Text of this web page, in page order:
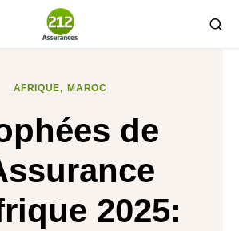
AFRIQUE MAROC
de
2025: